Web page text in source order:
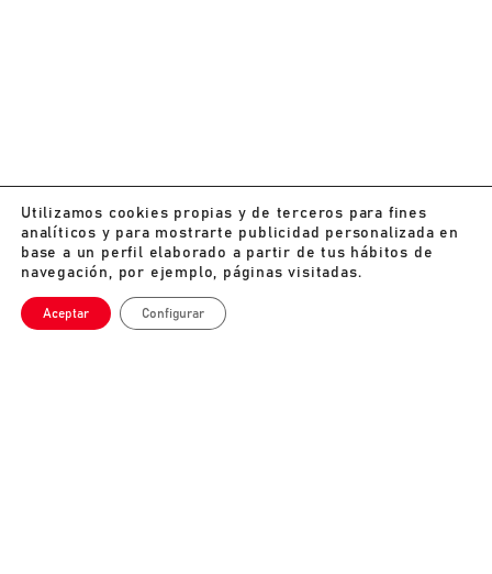
Utilizamos cookies propias y de terceros para fines
analíticos y para mostrarte publicidad personalizada en
base a un perfil elaborado a partir de tus hábitos de
navegación, por ejemplo, páginas visitadas.
Aceptar Configurar